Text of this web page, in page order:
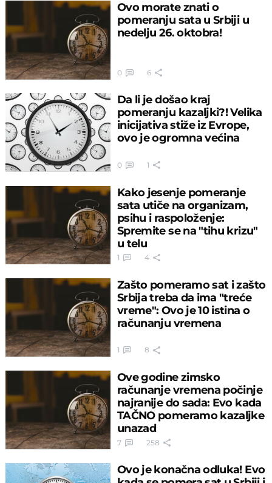
Ovo morate znati o
pomeranju sata u Srbiji u
nedelju 26. oktobra!
0 6
Da li je došao kraj
pomeranju kazaljki?! Velika
inicijativa stiže iz Evrope,
ovo je ogromna većina
0 1
Kako jesenje pomeranje
sata utiče na organizam,
psihu i raspoloženje:
Spremite se na "tihu krizu"
u telu
1 4
Zašto pomeramo sat i zašto
Srbija treba da ima "treće
vreme": Ovo je 10 istina o
računanju vremena
1 8
Ove godine zimsko
računanje vremena počinje
najranije do sada: Evo kada
TAČNO pomeramo kazaljke
unazad
7 258
Ovo je konačna odluka! Evo